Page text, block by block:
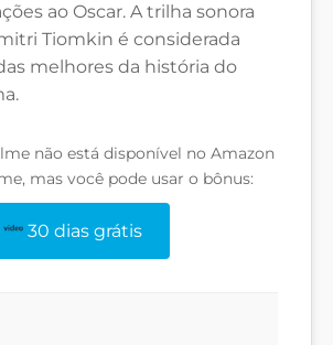
ao Oscar. A trilha sonora
Tiomkin é considerada
melhores da história do
não está disponível no Amazon
mas você pode usar o bônus:
30 dias grátis